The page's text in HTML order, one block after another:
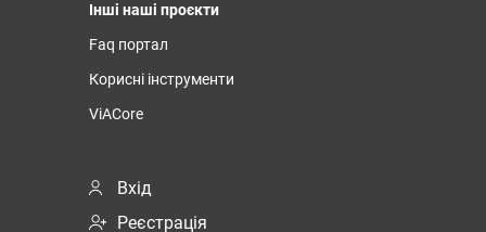
Інші наші проєкти
Faq портал
Корисні інструменти
ViACore
Вхід
Реєстрація